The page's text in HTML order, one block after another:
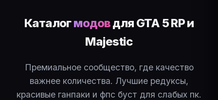
Каталогмодовдля GTA 5 RP и
Majestic
Премиальное сообщество, где качество
важнее количества. Лучшие редуксы,
красивые ганпаки и фпс буст для слабых пк.